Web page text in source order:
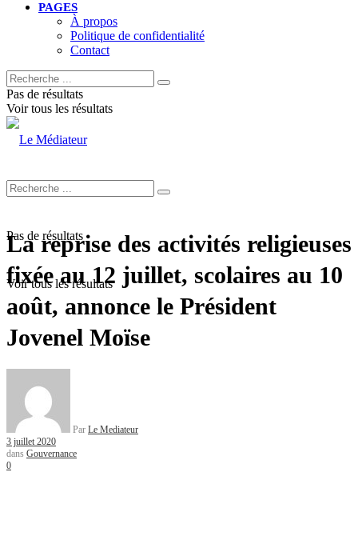
PAGES
À propos
Politique de confidentialité
Contact
Pas de résultats
Voir tous les résultats
Pas de résultats
Voir tous les résultats
La reprise des activités religieuses
fixée au 12 juillet, scolaires au 10
août, annonce le Président
Jovenel Moïse
Par Le Mediateur
3 juillet 2020
dans Gouvernance
0